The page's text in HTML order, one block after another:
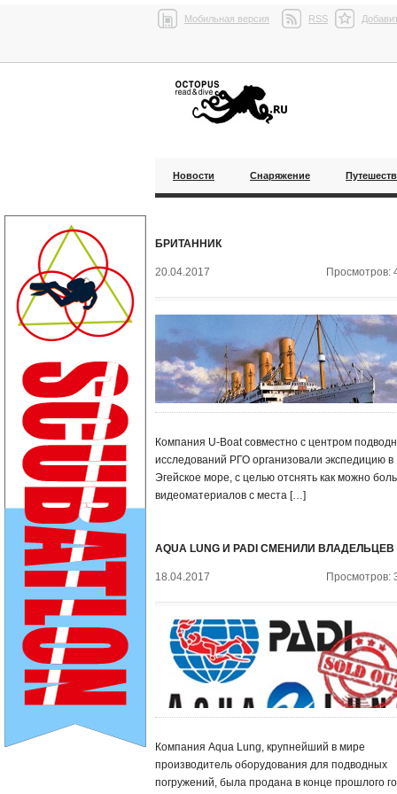
Мобильная версия RSS
Новости Снаряжение
БРИТАННИК
20.04.2017 Просмотров:
Компания U-Boat совместно с центром
исследований РГО организовали экспедицию в
Эгейское море, с целью отснять как можно
видеоматериалов с места […]
AQUA LUNG И PADI СМЕНИЛИ ВЛАДЕЛЬЦЕВ
18.04.2017 Просмотров:
Компания Aqua Lung, крупнейший в мире
производитель оборудования для подводных
погружений, была продана в конце прошлого